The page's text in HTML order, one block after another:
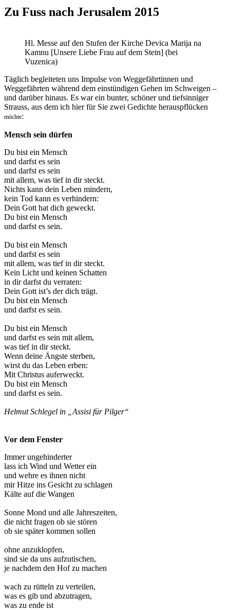
Zu Fuss nach Jerusalem 2015
Hl. Messe auf den Stufen der Kirche Devica Marija na
Kamnu [Unsere Liebe Frau auf dem Stein] (bei
Vuzenica)
Täglich begleiteten uns Impulse von Weggefährtinnen und
Weggefährten während dem einstündigen Gehen im Schweigen –
und darüber hinaus. Es war ein bunter, schöner und tiefsinniger
Strauss, aus dem ich hier für Sie zwei Gedichte herauspflücken
möchte:
Mensch sein dürfen
Du bist ein Mensch
und darfst es sein
und darfst es sein
mit allem, was tief in dir steckt.
Nichts kann dein Leben mindern,
kein Tod kann es verhindern:
Dein Gott hat dich geweckt.
Du bist ein Mensch
und darfst es sein.
Du bist ein Mensch
und darfst es sein
mit allem, was tief in dir steckt.
Kein Licht und keinen Schatten
in dir darfst du verraten:
Dein Gott ist’s der dich trägt.
Du bist ein Mensch
und darfst es sein.
Du bist ein Mensch
und darfst es sein mit allem,
was tief in dir steckt.
Wenn deine Ängste sterben,
wirst du das Leben erben:
Mit Christus auferweckt.
Du bist ein Mensch
und darfst es sein.
Helmut Schlegel in „Assisi für Pilger“
Vor dem Fenster
Immer ungehinderter
lass ich Wind und Wetter ein
und wehre es ihnen nicht
mir Hitze ins Gesicht zu schlagen
Kälte auf die Wangen
Sonne Mond und alle Jahreszeiten,
die nicht fragen ob sie stören
ob sie später kommen sollen
ohne anzuklopfen,
sind sie da uns aufzutischen,
je nachdem den Hof zu machen
wach zu rütteln zu verteilen,
was es gib und abzutragen,
was zu ende ist